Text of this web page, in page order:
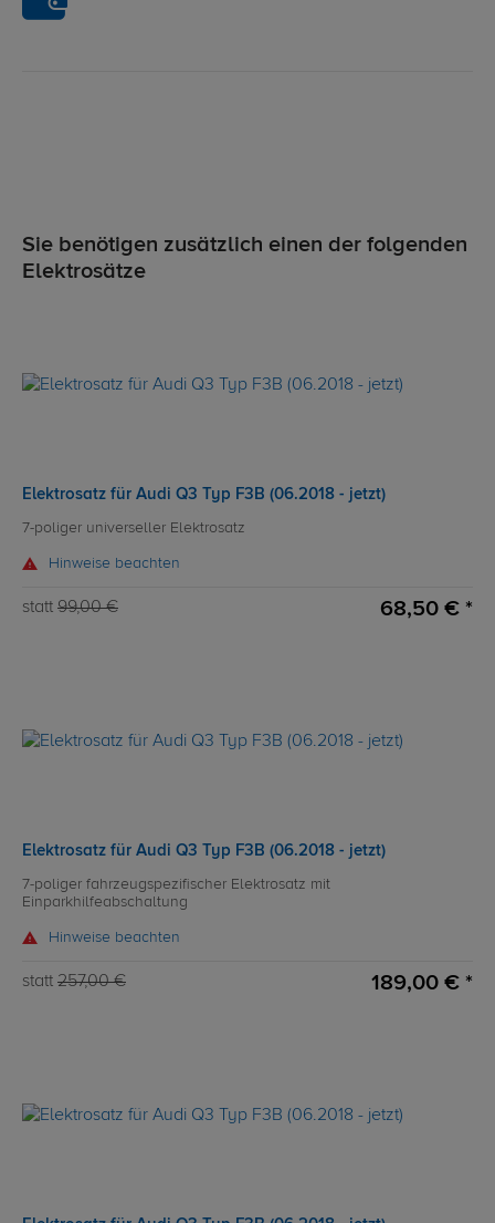
Sie benötigen zusätzlich einen der folgenden
Elektrosätze
Elektrosatz für Audi Q3 Typ F3B (06.2018 - jetzt)
7-poliger universeller Elektrosatz
Hinweise beachten
statt 99,00 € 68,50 € *
Elektrosatz für Audi Q3 Typ F3B (06.2018 - jetzt)
7-poliger fahrzeugspezifischer Elektrosatz mit
Einparkhilfeabschaltung
Hinweise beachten
statt 257,00 € 189,00 € *